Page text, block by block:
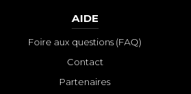
AIDE
Foire aux questions (FAQ)
Contact
Partenaires